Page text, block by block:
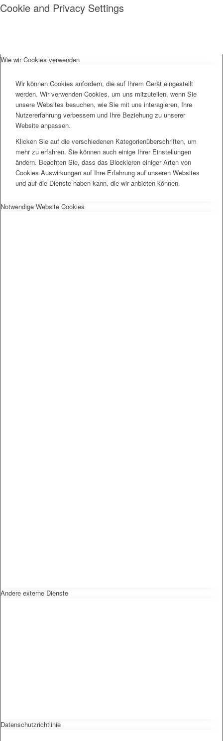
Cookie and Privacy Settings
Wie wir Cookies verwenden
Wir können Cookies anfordern, die auf Ihrem Gerät eingestellt
werden. Wir verwenden Cookies, um uns mitzuteilen, wenn Sie
unsere Websites besuchen, wie Sie mit uns interagieren, Ihre
Nutzererfahrung verbessern und Ihre Beziehung zu unserer
Website anpassen.
Klicken Sie auf die verschiedenen Kategorienüberschriften, um
mehr zu erfahren. Sie können auch einige Ihrer Einstellungen
ändern. Beachten Sie, dass das Blockieren einiger Arten von
Cookies Auswirkungen auf Ihre Erfahrung auf unseren Websites
und auf die Dienste haben kann, die wir anbieten können.
Notwendige Website Cookies
Andere externe Dienste
Datenschutzrichtlinie